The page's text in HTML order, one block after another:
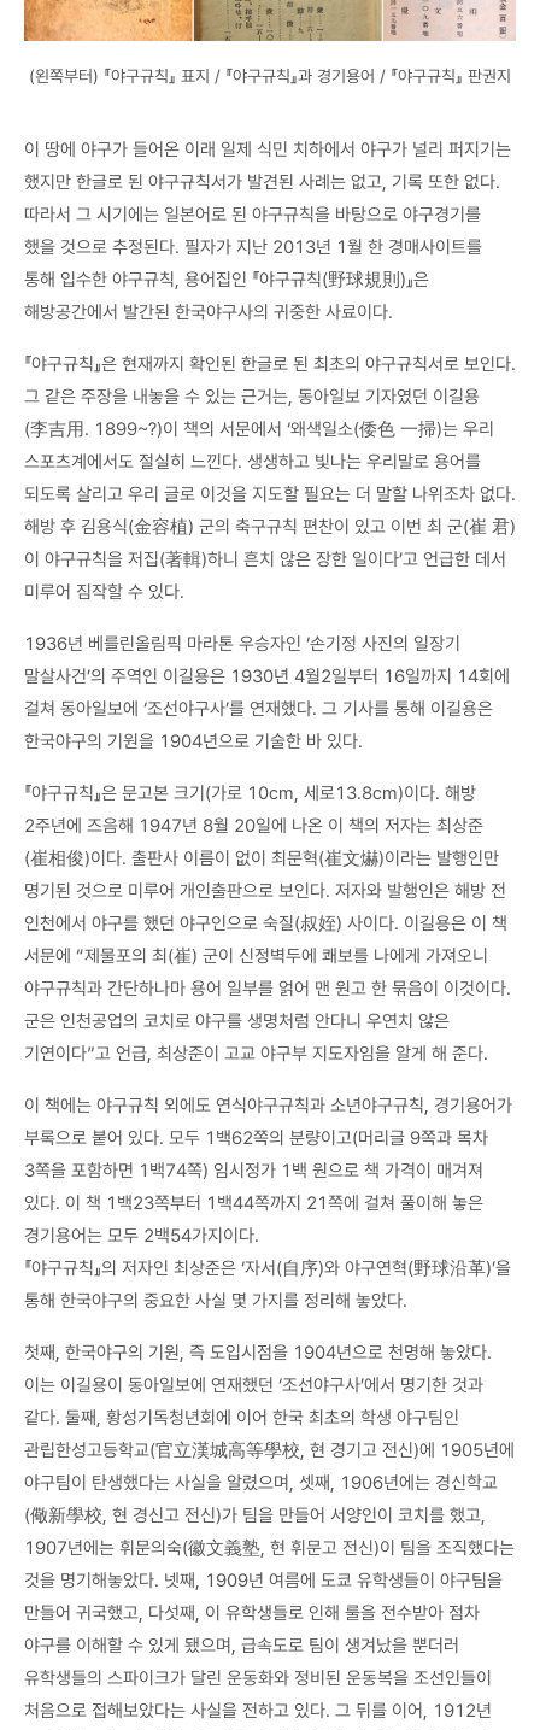
(왼쪽부터) 『야구규칙』 표지 / 『야구규칙』과 경기용어 / 『야구규칙』 판권지
이 땅에 야구가 들어온 이래 일제 식민 치하에서 야구가 널리 퍼지기는
했지만 한글로 된 야구규칙서가 발견된 사례는 없고, 기록 또한 없다.
따라서 그 시기에는 일본어로 된 야구규칙을 바탕으로 야구경기를
했을 것으로 추정된다. 필자가 지난 2013년 1월 한 경매사이트를
통해 입수한 야구규칙, 용어집인 『야구규칙(野球規則)』은
해방공간에서 발간된 한국야구사의 귀중한 사료이다.
『야구규칙』은 현재까지 확인된 한글로 된 최초의 야구규칙서로 보인다.
그 같은 주장을 내놓을 수 있는 근거는, 동아일보 기자였던 이길용
(李吉用. 1899~?)이 책의 서문에서 ‘왜색일소(倭色 一掃)는 우리
스포츠계에서도 절실히 느낀다. 생생하고 빛나는 우리말로 용어를
되도록 살리고 우리 글로 이것을 지도할 필요는 더 말할 나위조차 없다.
해방 후 김용식(金容植) 군의 축구규칙 편찬이 있고 이번 최 군(崔 君)
이 야구규칙을 저집(著輯)하니 흔치 않은 장한 일이다’고 언급한 데서
미루어 짐작할 수 있다.
1936년 베를린올림픽 마라톤 우승자인 ‘손기정 사진의 일장기
말살사건’의 주역인 이길용은 1930년 4월2일부터 16일까지 14회에
걸쳐 동아일보에 ‘조선야구사’를 연재했다. 그 기사를 통해 이길용은
한국야구의 기원을 1904년으로 기술한 바 있다.
『야구규칙』은 문고본 크기(가로 10cm, 세로13.8cm)이다. 해방
2주년에 즈음해 1947년 8월 20일에 나온 이 책의 저자는 최상준
(崔相俊)이다. 출판사 이름이 없이 최문혁(崔文爀)이라는 발행인만
명기된 것으로 미루어 개인출판으로 보인다. 저자와 발행인은 해방 전
인천에서 야구를 했던 야구인으로 숙질(叔姪) 사이다. 이길용은 이 책
서문에 “제물포의 최(崔) 군이 신정벽두에 쾌보를 나에게 가져오니
야구규칙과 간단하나마 용어 일부를 얽어 맨 원고 한 묶음이 이것이다.
군은 인천공업의 코치로 야구를 생명처럼 안다니 우연치 않은
기연이다”고 언급, 최상준이 고교 야구부 지도자임을 알게 해 준다.
이 책에는 야구규칙 외에도 연식야구규칙과 소년야구규칙, 경기용어가
부록으로 붙어 있다. 모두 1백62쪽의 분량이고(머리글 9쪽과 목차
3쪽을 포함하면 1백74쪽) 임시정가 1백 원으로 책 가격이 매겨져
있다. 이 책 1백23쪽부터 1백44쪽까지 21쪽에 걸쳐 풀이해 놓은
경기용어는 모두 2백54가지이다.
『야구규칙』의 저자인 최상준은 ‘자서(自序)와 야구연혁(野球沿革)’을
통해 한국야구의 중요한 사실 몇 가지를 정리해 놓았다.
첫째, 한국야구의 기원, 즉 도입시점을 1904년으로 천명해 놓았다.
이는 이길용이 동아일보에 연재했던 ‘조선야구사’에서 명기한 것과
같다. 둘째, 황성기독청년회에 이어 한국 최초의 학생 야구팀인
관립한성고등학교(官立漢城高等學校, 현 경기고 전신)에 1905년에
야구팀이 탄생했다는 사실을 알렸으며, 셋째, 1906년에는 경신학교
(儆新學校, 현 경신고 전신)가 팀을 만들어 서양인이 코치를 했고,
1907년에는 휘문의숙(徽文義塾, 현 휘문고 전신)이 팀을 조직했다는
것을 명기해놓았다. 넷째, 1909년 여름에 도쿄 유학생들이 야구팀을
만들어 귀국했고, 다섯째, 이 유학생들로 인해 룰을 전수받아 점차
야구를 이해할 수 있게 됐으며, 급속도로 팀이 생겨났을 뿐더러
유학생들의 스파이크가 달린 운동화와 정비된 운동복을 조선인들이
처음으로 접해보았다는 사실을 전하고 있다. 그 뒤를 이어, 1912년